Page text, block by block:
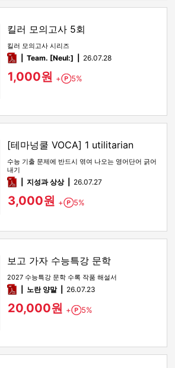
킬러 모의고사 5회
킬러 모의고사 시리즈
pdfTeam. [Neul:] 26.07.28
1,000원 + Point
5%
[테마넝쿨 VOCA] 1 utilitarian
수능 기출 문제에 반드시 엮여 나오는 영어단어 긁어
내기
pdf지성과 상상 26.07.27
3,000원 + Point
5%
보고 가자 수능특강 문학
2027 수능특강 문학 수록 작품 해설서
pdf노란 양말 26.07.23
20,000원 + Point
5%